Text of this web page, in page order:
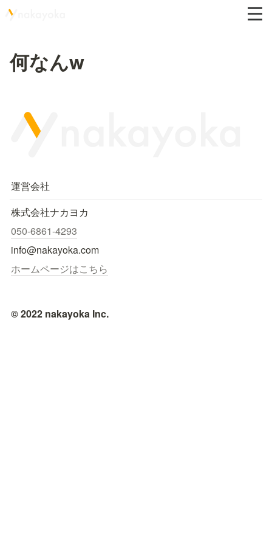
何なんw
運営会社
株式会社ナカヨカ
050-6861-4293
info@nakayoka.com
ホームページはこちら
© 2022 nakayoka Inc.